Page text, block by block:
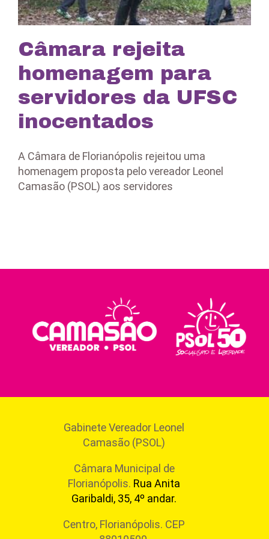
Câmara rejeita
homenagem para
servidores da UFSC
inocentados
A Câmara de Florianópolis rejeitou uma
homenagem proposta pelo vereador Leonel
Camasão (PSOL) aos servidores
Gabinete Vereador Leonel
Camasão (PSOL)
Câmara Municipal de
Florianópolis. Rua Anita
Garibaldi, 35, 4º andar.
Centro, Florianópolis. CEP